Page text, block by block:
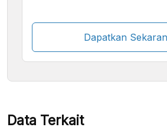
Dapatkan
Beberapa metode
proses aktivasi.
Data Terkait